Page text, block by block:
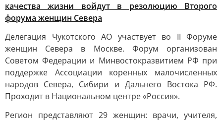
качества жизни войдут в резолюцию Второго
форума женщин Севера
Делегация Чукотского АО участвует во II Форуме
женщин Севера в Москве. Форум организован
Советом Федерации и Минвостокразвитием РФ при
поддержке Ассоциации коренных малочисленных
народов Севера, Сибири и Дальнего Востока РФ.
Проходит в Национальном центре «Россия».
Регион представляют 29 женщин: врачи, учителя,